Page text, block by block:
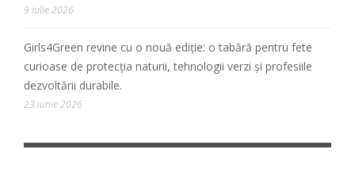
9 iulie 2026
Girls4Green revine cu o nouă ediție: o tabără pentru fete
curioase de protecția naturii, tehnologii verzi și profesiile
dezvoltării durabile.
23 iunie 2026